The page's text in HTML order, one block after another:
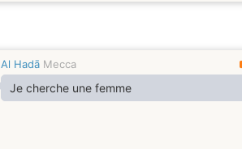
Al Hadā Mecca
Je cherche une femme